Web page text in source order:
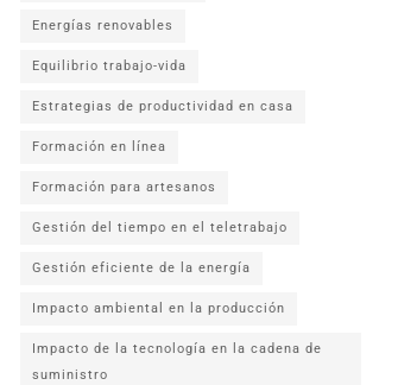
Energías renovables
Equilibrio trabajo-vida
Estrategias de productividad en casa
Formación en línea
Formación para artesanos
Gestión del tiempo en el teletrabajo
Gestión eficiente de la energía
Impacto ambiental en la producción
Impacto de la tecnología en la cadena de
suministro